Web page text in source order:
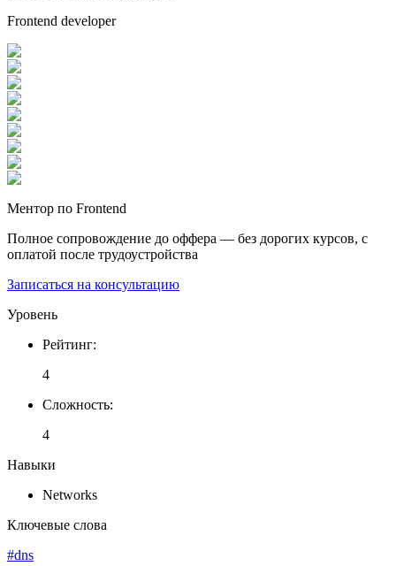
Frontend developer
Ментор по Frontend
Полное сопровождение до оффера — без дорогих курсов, с
оплатой после трудоустройства
Записаться на консультацию
Уровень
Рейтинг:
4
Сложность:
4
Навыки
Networks
Ключевые слова
#dns